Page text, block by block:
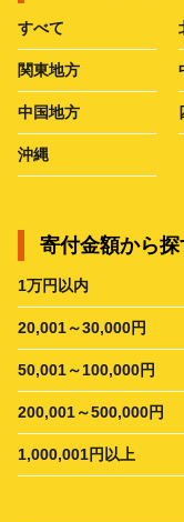
すべて
関東地方
中国地方
沖縄
寄付金額から探
1万円以内
20,001～30,000円
50,001～100,000円
200,001～500,000円
1,000,001円以上